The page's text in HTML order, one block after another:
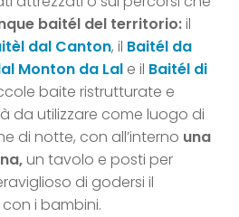
baitél del territorio:il
dal Canton, il Baitél da
Monton da Lal e il Baitél di
baite ristrutturate e
da utilizzare come luogo di
di notte, con all’interno una
un tavolo e posti per
di godersi il
i bambini.